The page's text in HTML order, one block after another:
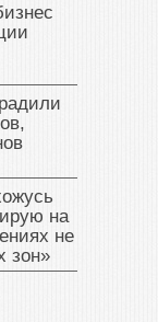
на
не
зон»